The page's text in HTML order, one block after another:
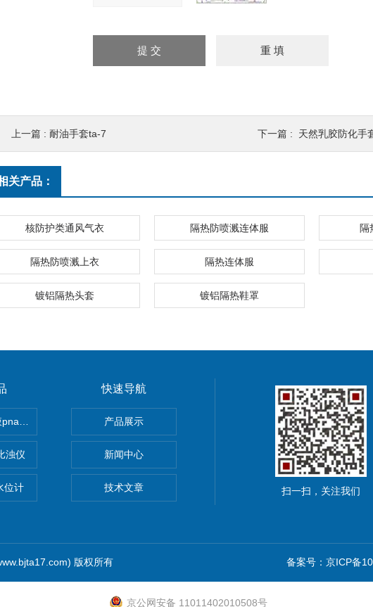
上一篇 : 耐油手套ta-7 下一篇 : 天然乳胶防化手
关产品：
核防护类通风气衣 隔热防喷溅连体服 隔
隔热防喷溅上衣 隔热连体服
镀铝隔热头套 镀铝隔热鞋罩
pna4 pna5 pna6纳离子
浊仪
位计
快速导航
产品展示
新闻中心
技术文章 扫一扫，关注我们
版权所有 备案号：京ICP备
京公网安备 11011402010508号